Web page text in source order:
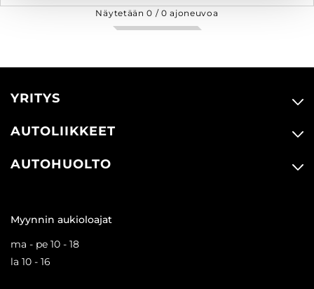
Näytetään0 /0 ajoneuvoa
YRITYS
AUTOLIIKKEET
AUTOHUOLTO
Myynnin aukioloajat
ma - pe 10 - 18
la 10 - 16